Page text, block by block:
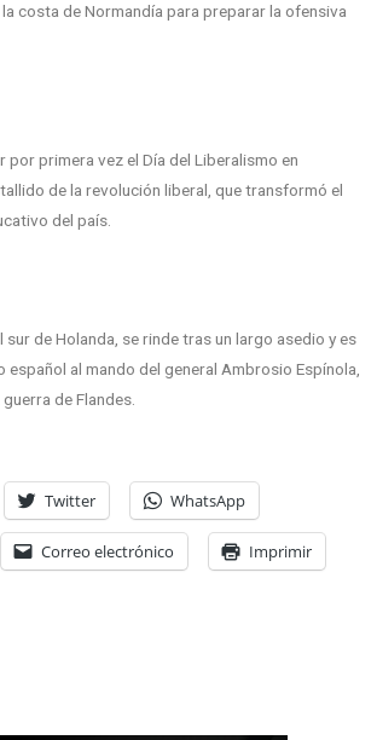
costa de Normandía para preparar la ofensiva
por primera vez el Día del Liberalismo en
de la revolución liberal, que transformó el
del país.
sur de Holanda, se rinde tras un largo asedio y es
al mando del general Ambrosio Espínola,
de Flandes.
Twitter WhatsApp
Correo electrónico Imprimir